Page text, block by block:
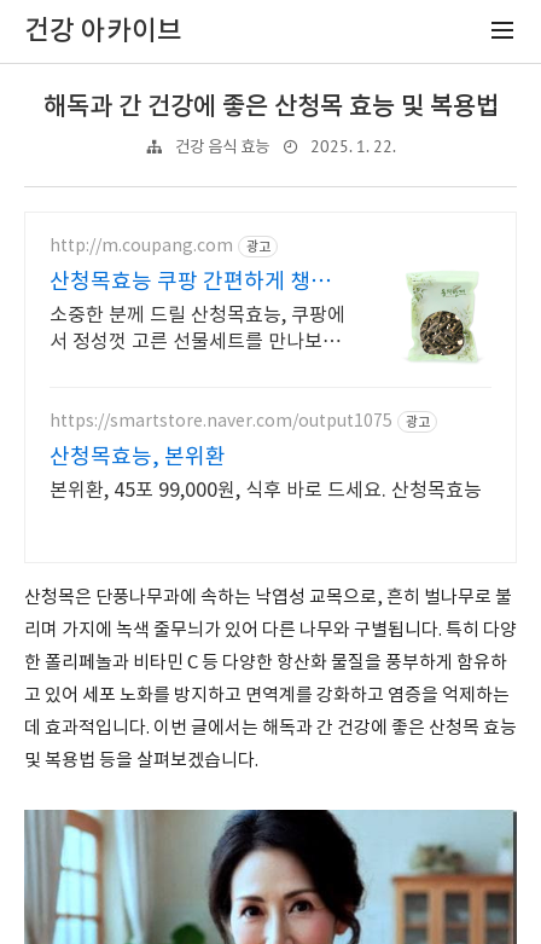
건강 아카이브
해독과 간 건강에 좋은 산청목 효능 및 복용법
건강 음식 효능 2025. 1. 22.
http://m.coupang.com 광고
산청목효능 쿠팡 간편하게 챙기
는 건강습관
소중한 분께 드릴 산청목효능, 쿠팡에
서 정성껏 고른 선물세트를 만나보세
요.
https://smartstore.naver.com/output1075 광고
산청목효능, 본위환
본위환, 45포 99,000원, 식후 바로 드세요. 산청목효능
산청목은 단풍나무과에 속하는 낙엽성 교목으로, 흔히 벌나무로 불
리며 가지에 녹색 줄무늬가 있어 다른 나무와 구별됩니다. 특히 다양
한 폴리페놀과 비타민 C 등 다양한 항산화 물질을 풍부하게 함유하
고 있어 세포 노화를 방지하고 면역계를 강화하고 염증을 억제하는
데 효과적입니다. 이번 글에서는 해독과 간 건강에 좋은 산청목 효능
및 복용법 등을 살펴보겠습니다.